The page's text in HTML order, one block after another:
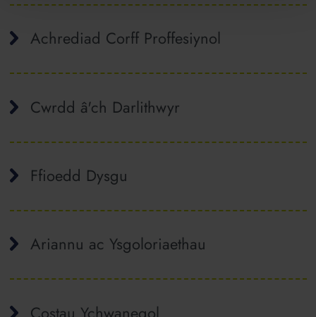
Achrediad Corff Proffesiynol
Cwrdd â'ch Darlithwyr
Ffioedd Dysgu
Ariannu ac Ysgoloriaethau